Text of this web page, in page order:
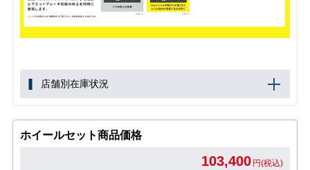
店舗別在庫状況
ホイールセット商品価格
103,400 円(税込)